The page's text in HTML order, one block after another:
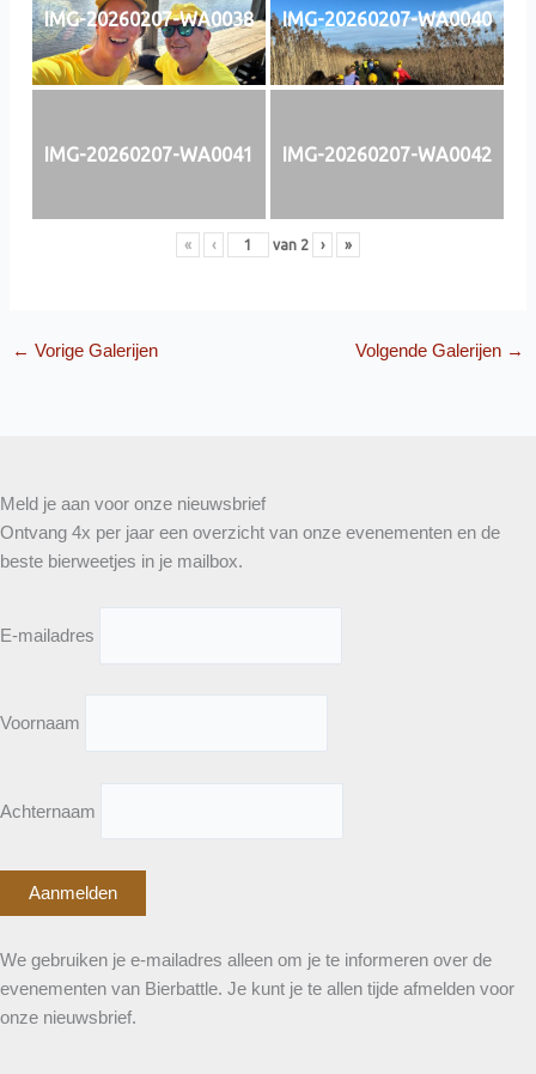
IMG-20260207-WA0038 IMG-20260207-WA0040
IMG-20260207-WA0041 IMG-20260207-WA0042
« ‹ van 2 › »
← Vorige Galerijen Volgende Galerijen →
Meld je aan voor onze nieuwsbrief
Ontvang 4x per jaar een overzicht van onze evenementen en de
beste bierweetjes in je mailbox.
E-mailadres
Voornaam
Achternaam
We gebruiken je e-mailadres alleen om je te informeren over de
evenementen van Bierbattle. Je kunt je te allen tijde afmelden voor
onze nieuwsbrief.